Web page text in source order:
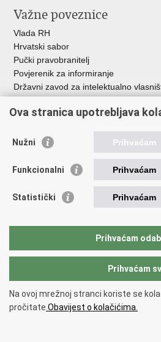
Važne poveznice
Vlada RH
Hrvatski sabor
Pučki pravobranitelj
Povjerenik za informiranje
Državni zavod za intelektualno
HAKOM
Ostale poveznice
Hrvatski audiovizualni centar
Creative Europe
EU National Institutes for Culture
Međunarodni centar za podvodnu
Copyright © 2026 Ministarstvo kulture i
pristupačnosti.
Ova stranica upotrebljava
Nužni Prihvaćam
Funkcionalni Prihvaćam
Statistički Prihvaćam
Prihvaćam
Prihvaćam
Na ovoj mrežnoj stranci koriste se
pročitate Obavijest o kolačićima.